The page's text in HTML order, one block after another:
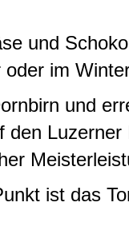
und
im
und
den
ist das